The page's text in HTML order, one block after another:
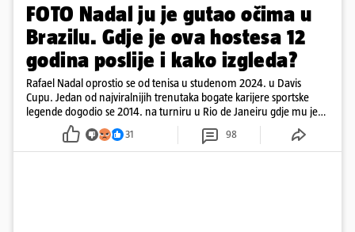
FOTO Nadal ju je gutao očima u
Brazilu. Gdje je ova hostesa 12
godina poslije i kako izgleda?
Rafael Nadal oprostio se od tenisa u studenom 2024. u Davis
Cupu. Jedan od najviralnijih trenutaka bogate karijere sportske
legende dogodio se 2014. na turniru u Rio de Janeiru gdje mu je
pažnju odvlačila ljepotica iza klupe
31 98